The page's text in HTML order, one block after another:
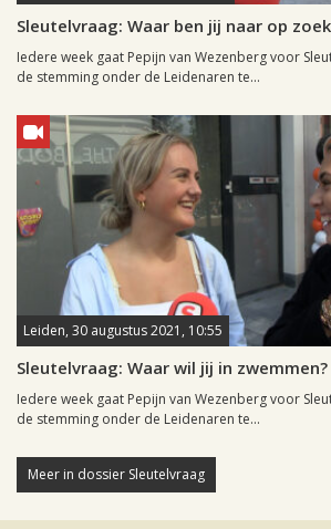
Sleutelvraag: Waar ben jij naar op
Iedere week gaat Pepijn van Wezenberg voor
de stemming onder de Leidenaren te...
Leiden, 30 augustus 2021, 10:55
Sleutelvraag: Waar wil jij in zwemmen?
Iedere week gaat Pepijn van Wezenberg voor
de stemming onder de Leidenaren te...
Meer in dossier Sleutelvraag